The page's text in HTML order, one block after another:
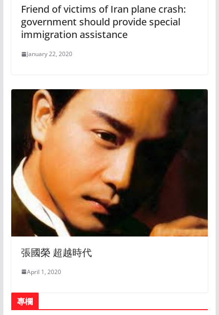
Friend of victims of Iran plane crash:
government should provide special
immigration assistance
January 22, 2020
張國榮 超越時代
April 1, 2020
專欄